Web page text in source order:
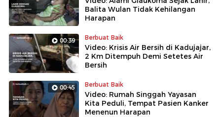
Balita Wulan Tidak Kehilangan
Harapan
00:39 Berbuat Baik
Video: Krisis Air Bersih di Kadujajar,
2 Km Ditempuh Demi Setetes Air
Bersih
00:45 Berbuat Baik
Video: Rumah Singgah Yayasan
Kita Peduli, Tempat Pasien Kanker
Menenun Harapan